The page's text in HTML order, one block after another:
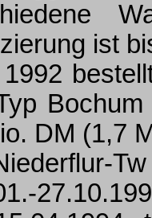
ist
DM (1,7